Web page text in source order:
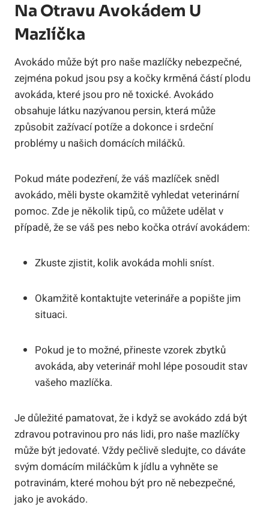
Na Otravu Avokádem U
Mazlíčka
Avokádo může být pro naše mazlíčky nebezpečné,
zejména pokud jsou psy a kočky krměná částí plodu
avokáda, které jsou pro ně toxické. Avokádo
obsahuje látku nazývanou persin, která může
způsobit zažívací potíže a dokonce i srdeční
problémy u našich domácích miláčků.
Pokud máte podezření, že váš mazlíček snědl
avokádo, měli byste okamžitě vyhledat veterinární
pomoc. Zde je několik tipů, co můžete udělat v
případě, že se váš pes nebo kočka otráví avokádem:
Zkuste zjistit, kolik avokáda mohli sníst.
Okamžitě kontaktujte veterináře a popište jim
situaci.
Pokud je to možné, přineste vzorek zbytků
avokáda, aby veterinář mohl lépe posoudit stav
vašeho mazlíčka.
Je důležité pamatovat, že i když se avokádo zdá být
zdravou potravinou pro nás lidi, pro naše mazlíčky
může být jedovaté. Vždy pečlivě sledujte, co dáváte
svým domácím miláčkům k jídlu a vyhněte se
potravinám, které mohou být pro ně nebezpečné,
jako je avokádo.